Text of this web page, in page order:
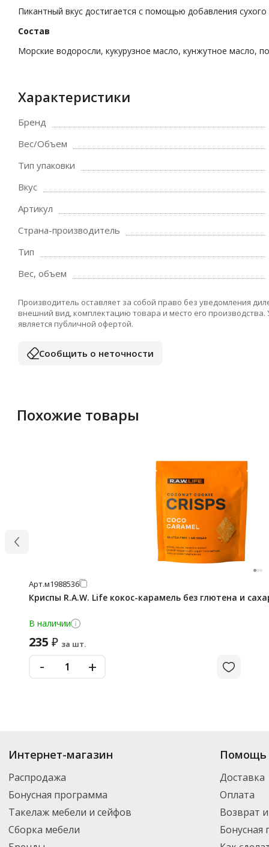
Пикантный вкус достигается с помощью добавления
Состав
Морские водоросли, кукурузное масло, кунжутное масло,
Характеристики
Бренд
Вес/Объем
Тип упаковки
Вкус
Артикул
Страна-производитель
Тип
Вес, объем
Производитель оставляет за собой право без уведомления
внешний вид, комплектацию товара и место его
является публичной офертой.
Сообщить о неточности
Похожие товары
Арт.м1988536
Криспы R.A.W. Life кокос-карамель без глютена и
В наличии
235 ₽ за шт.
- +
Интернет-магазин
Распродажа
Бонусная программа
Такелаж мебели и сейфов
Сборка мебели
Помощь
Доставка
Оплата
Возврат
Бонусная